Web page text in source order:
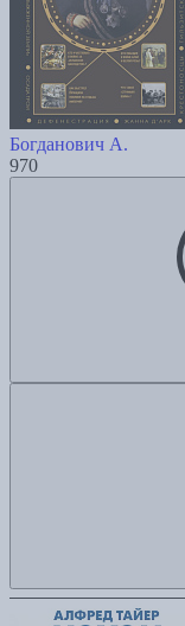
Богданович А.
970